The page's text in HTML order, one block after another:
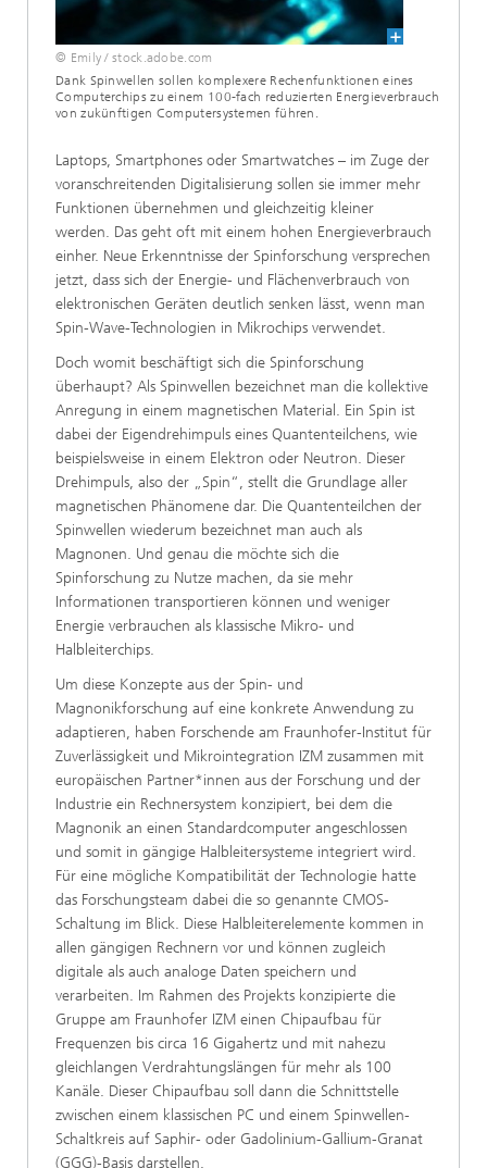
© Emily / stock.adobe.com
Dank Spinwellen sollen komplexere Rechenfunktionen eines
Computerchips zu einem 100-fach reduzierten Energieverbrauch
von zukünftigen Computersystemen führen.
Laptops, Smartphones oder Smartwatches – im Zuge der
voranschreitenden Digitalisierung sollen sie immer mehr
Funktionen übernehmen und gleichzeitig kleiner
werden. Das geht oft mit einem hohen Energieverbrauch
einher. Neue Erkenntnisse der Spinforschung versprechen
jetzt, dass sich der Energie- und Flächenverbrauch von
elektronischen Geräten deutlich senken lässt, wenn man
Spin-Wave-Technologien in Mikrochips verwendet.
Doch womit beschäftigt sich die Spinforschung
überhaupt? Als Spinwellen bezeichnet man die kollektive
Anregung in einem magnetischen Material. Ein Spin ist
dabei der Eigendrehimpuls eines Quantenteilchens, wie
beispielsweise in einem Elektron oder Neutron. Dieser
Drehimpuls, also der „Spin“, stellt die Grundlage aller
magnetischen Phänomene dar. Die Quantenteilchen der
Spinwellen wiederum bezeichnet man auch als
Magnonen. Und genau die möchte sich die
Spinforschung zu Nutze machen, da sie mehr
Informationen transportieren können und weniger
Energie verbrauchen als klassische Mikro- und
Halbleiterchips.
Um diese Konzepte aus der Spin- und
Magnonikforschung auf eine konkrete Anwendung zu
adaptieren, haben Forschende am Fraunhofer-Institut für
Zuverlässigkeit und Mikrointegration IZM zusammen mit
europäischen Partner*innen aus der Forschung und der
Industrie ein Rechnersystem konzipiert, bei dem die
Magnonik an einen Standardcomputer angeschlossen
und somit in gängige Halbleitersysteme integriert wird.
Für eine mögliche Kompatibilität der Technologie hatte
das Forschungsteam dabei die so genannte CMOS-
Schaltung im Blick. Diese Halbleiterelemente kommen in
allen gängigen Rechnern vor und können zugleich
digitale als auch analoge Daten speichern und
verarbeiten. Im Rahmen des Projekts konzipierte die
Gruppe am Fraunhofer IZM einen Chipaufbau für
Frequenzen bis circa 16 Gigahertz und mit nahezu
gleichlangen Verdrahtungslängen für mehr als 100
Kanäle. Dieser Chipaufbau soll dann die Schnittstelle
zwischen einem klassischen PC und einem Spinwellen-
Schaltkreis auf Saphir- oder Gadolinium-Gallium-Granat
(GGG)-Basis darstellen.